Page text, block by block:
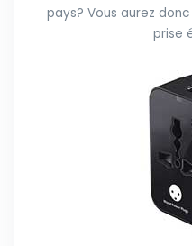
pays? Vous aurez
prise